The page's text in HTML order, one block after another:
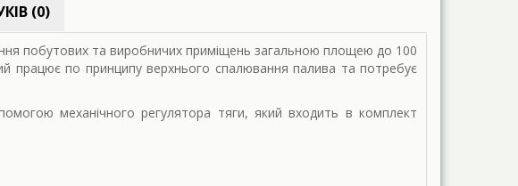
(0)
побутових та виробничих приміщень загальною площею до 100
працює по принципу верхнього спалювання палива та потребує
механічного регулятора тяги, який входить в комплект